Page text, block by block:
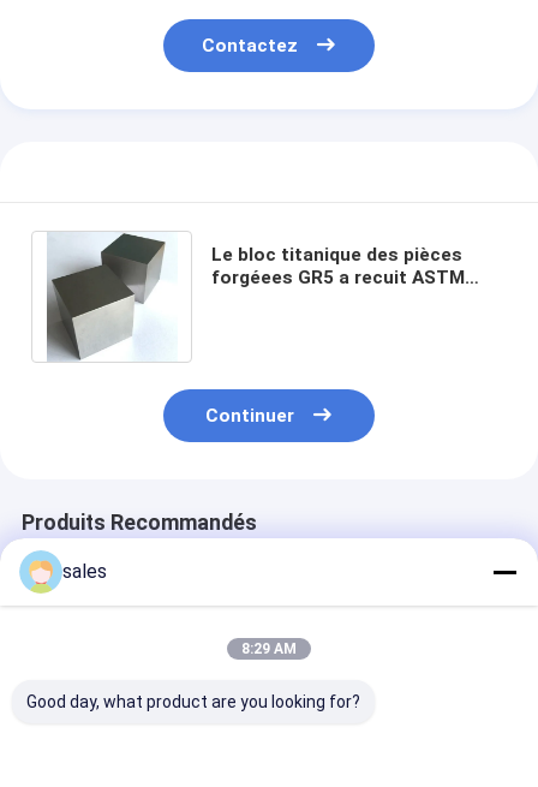
Contactez
Le bloc titanique des pièces
forgéees GR5 a recuit ASTM
Continuer
Produits Recommandés
sales
8:29 AM
Good day, what product are you looking for?